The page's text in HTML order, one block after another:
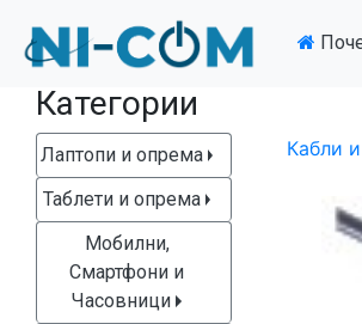
Категории
Лаптопи и опрема
Таблети и опрема
Мобилни,
Смартфони и
Часовници
Кабли